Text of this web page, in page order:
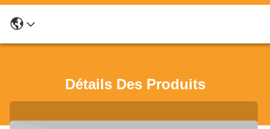
Détails Des Produits